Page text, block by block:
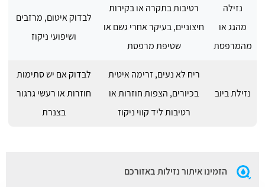
נזילה
מהגג או
מהמרפסת
רטיבות בתקרה או בקירות
חיצוניים, בעיקר אחרי גשם או
שטיפת מרפסת
לבדוק איטום, מרזבים
ושיפועי ניקוז
נזילת ביוב
ריח לא נעים, זרימה איטית
בכיורים, הצפות חוזרות או
רטיבות ליד קווי ניקוז
לבדוק אם יש סתימות
חוזרות או רעשי גרגור
בצנרת
הזמינו איתור נזילות באזורכם